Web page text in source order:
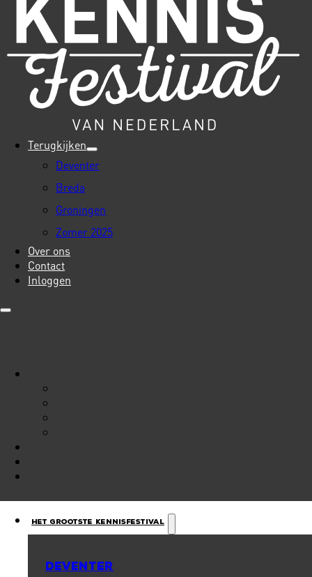
Terugkijken
Deventer
Breda
Groningen
Zomer 2025
Over ons
Contact
Inloggen
Het Grootste Kennisfestival
DEVENTER